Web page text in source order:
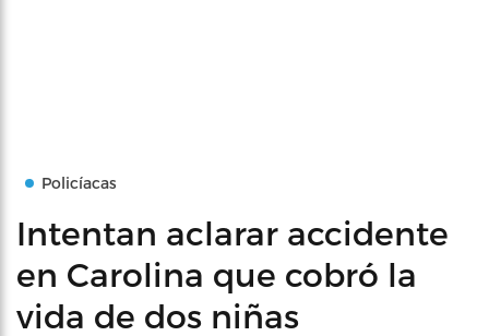
Policíacas
Intentan aclarar accidente
en Carolina que cobró la
vida de dos niñas